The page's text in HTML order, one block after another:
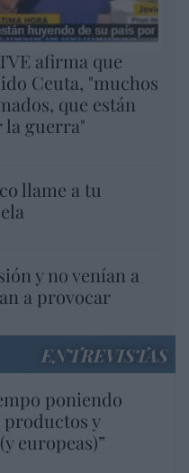
afirma que
Ceuta, "muchos
que están
la guerra"
llame a tu
y no venían a
a provocar
ENTREVISTAS
poniendo
productos y
europeas)”